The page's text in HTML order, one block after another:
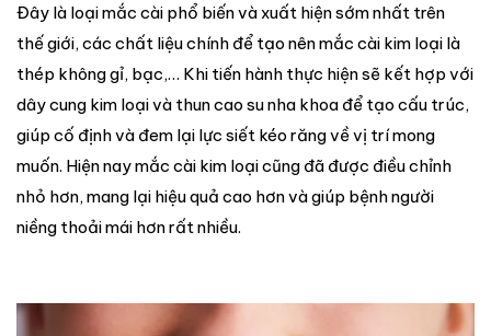
Đây là loại mắc cài phổ biến và xuất hiện sớm nhất trên
thế giới, các chất liệu chính để tạo nên mắc cài kim loại là
thép không gỉ, bạc,… Khi tiến hành thực hiện sẽ kết hợp với
dây cung kim loại và thun cao su nha khoa để tạo cấu trúc,
giúp cố định và đem lại lực siết kéo răng về vị trí mong
muốn. Hiện nay mắc cài kim loại cũng đã được điều chỉnh
nhỏ hơn, mang lại hiệu quả cao hơn và giúp bệnh người
niềng thoải mái hơn rất nhiều.